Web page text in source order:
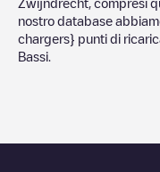
Zwijndrecht , compresi
nostro database
chargers} punti di
Bassi